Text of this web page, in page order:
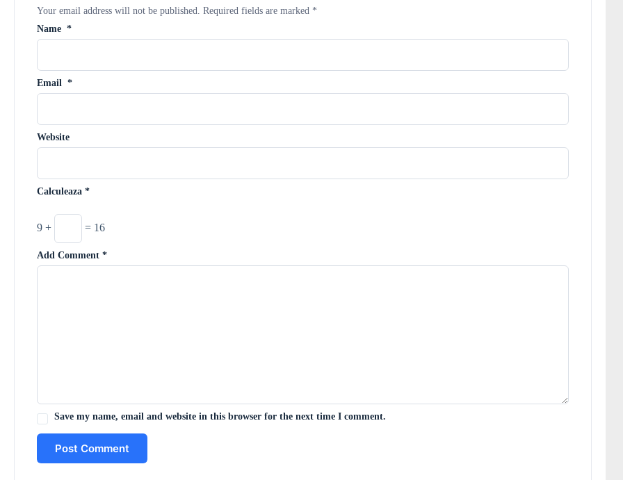
Your email address will not be published. Required fields are marked *
Name *
Email *
Website
Calculeaza *
9 + = 16
Add Comment *
Save my name, email and website in this browser for the next time I comment.
Post Comment